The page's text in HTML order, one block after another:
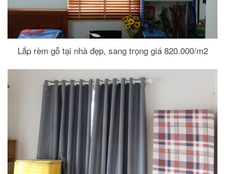
Lắp rèm gỗ tại nhà đẹp, sang trọng giá 820.000/m2